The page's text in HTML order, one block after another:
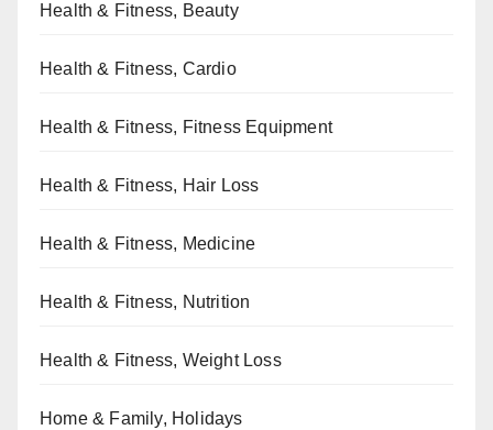
Health & Fitness, Beauty
Health & Fitness, Cardio
Health & Fitness, Fitness Equipment
Health & Fitness, Hair Loss
Health & Fitness, Medicine
Health & Fitness, Nutrition
Health & Fitness, Weight Loss
Home & Family, Holidays